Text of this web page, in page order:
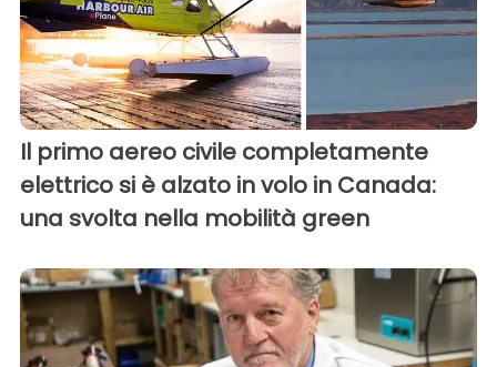
Il primo aereo civile completamente
elettrico si è alzato in volo in Canada:
una svolta nella mobilità green